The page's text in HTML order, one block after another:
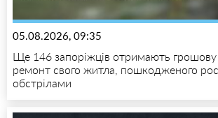
05.08.2026, 09:35
Ще 146 запоріжців отримають
ремонт свого житла, пошкодженого
обстрілами